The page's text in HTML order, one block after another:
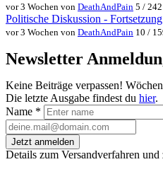
vor 3 Wochen von DeathAndPain 5 /
Politische Diskussion -
vor 3 Wochen von DeathAndPain 10 /
Newsletter
Keine Beiträge verpassen!
Die letzte Ausgabe findest du hier.
Name *
Jetzt anmelden
Details zum Versandverfahren